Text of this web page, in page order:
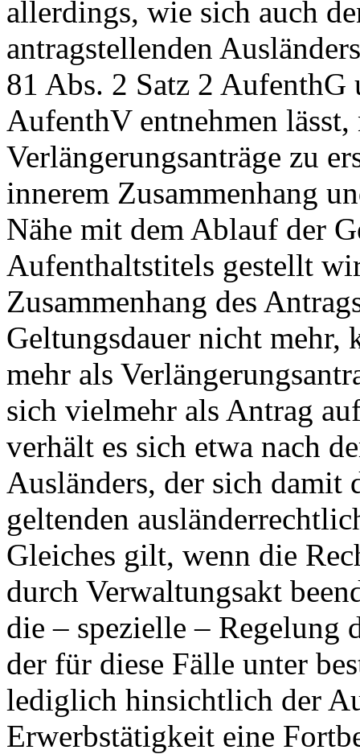
allerdings, wie sich auch
antragstellenden
81 Abs. 2 Satz 2 AufenthG
AufenthV entnehmen
Verlängerungsanträge zu
innerem Zusammenhang
Nähe mit dem Ablauf der
Aufenthaltstitels gestellt
Zusammenhang des
Geltungsdauer nicht
mehr als
sich vielmehr als Antrag
verhält es sich etwa nach
Ausländers, der sich
geltenden
Gleiches gilt, wenn die
durch Verwaltungsakt
die – spezielle – Regelung
der für diese Fälle unter
lediglich hinsichtlich der
Erwerbstätigkeit eine